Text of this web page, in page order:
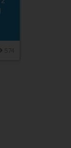
574